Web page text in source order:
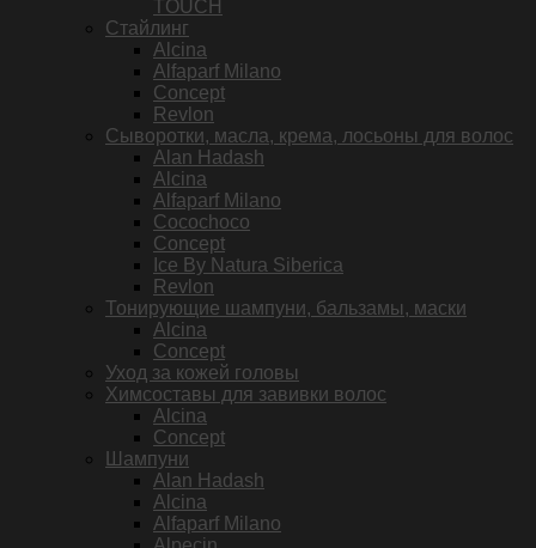
TOUCH
Стайлинг
Alcina
Alfaparf Milano
Concept
Revlon
Сыворотки, масла, крема, лосьоны для волос
Alan Hadash
Alcina
Alfaparf Milano
Cocochoco
Concept
Ice By Natura Siberica
Revlon
Тонирующие шампуни, бальзамы, маски
Alcina
Concept
Уход за кожей головы
Химсоставы для завивки волос
Alcina
Concept
Шампуни
Alan Hadash
Alcina
Alfaparf Milano